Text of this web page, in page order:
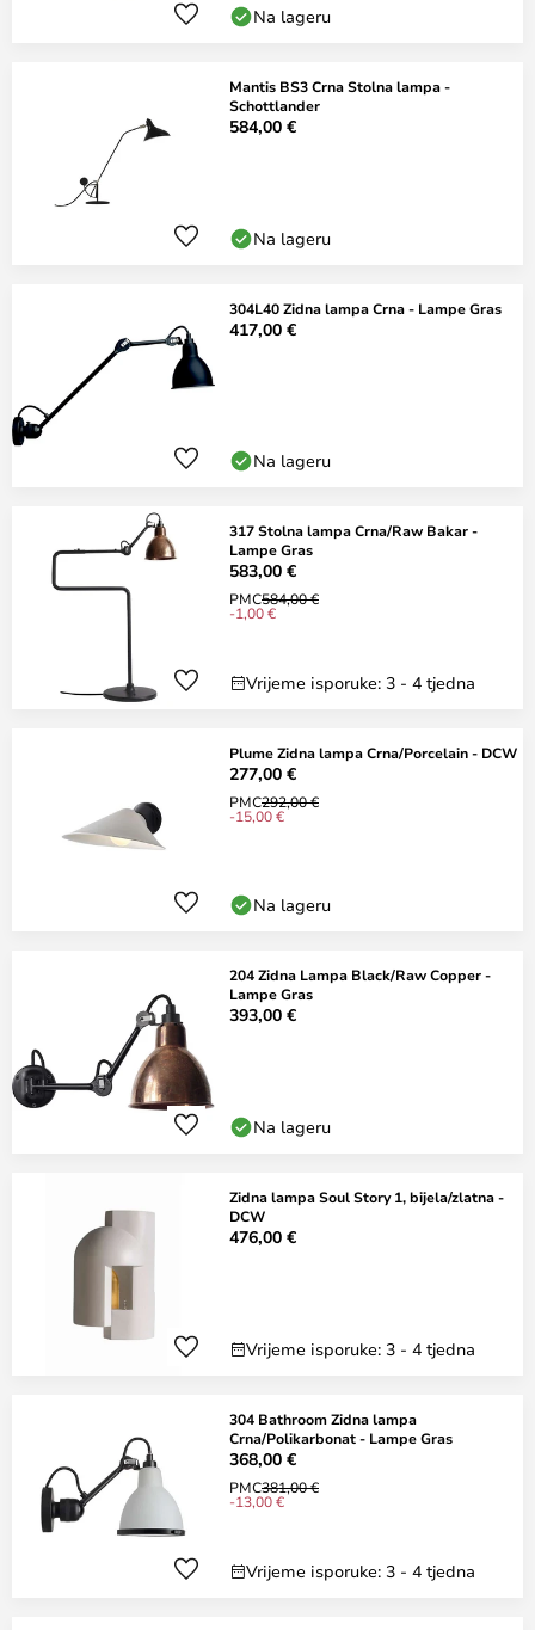
Na lageru
Mantis BS3 Crna Stolna lampa -
Schottlander
584,00 €
Na lageru
304L40 Zidna lampa Crna - Lampe Gras
417,00 €
Na lageru
317 Stolna lampa Crna/Raw Bakar -
Lampe Gras
583,00 €
PMC584,00 €
-1,00 €
Vrijeme isporuke: 3 - 4 tjedna
Plume Zidna lampa Crna/Porcelain - DCW
277,00 €
PMC292,00 €
-15,00 €
Na lageru
204 Zidna Lampa Black/Raw Copper -
Lampe Gras
393,00 €
Na lageru
Zidna lampa Soul Story 1, bijela/zlatna -
DCW
476,00 €
Vrijeme isporuke: 3 - 4 tjedna
304 Bathroom Zidna lampa
Crna/Polikarbonat - Lampe Gras
368,00 €
PMC381,00 €
-13,00 €
Vrijeme isporuke: 3 - 4 tjedna